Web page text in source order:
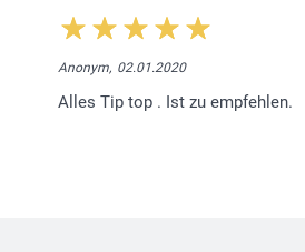
Anonym, 02.01.2020
Alles Tip top . Ist zu empfehlen.